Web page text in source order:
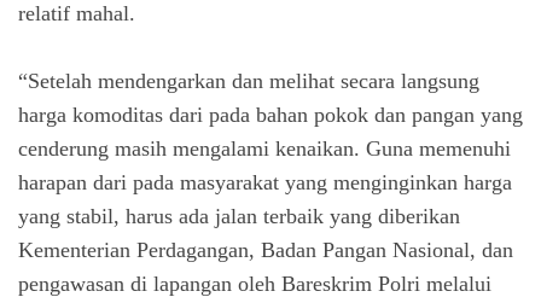
relatif mahal.
“Setelah mendengarkan dan melihat secara langsung
harga komoditas dari pada bahan pokok dan pangan yang
cenderung masih mengalami kenaikan. Guna memenuhi
harapan dari pada masyarakat yang menginginkan harga
yang stabil, harus ada jalan terbaik yang diberikan
Kementerian Perdagangan, Badan Pangan Nasional, dan
pengawasan di lapangan oleh Bareskrim Polri melalui